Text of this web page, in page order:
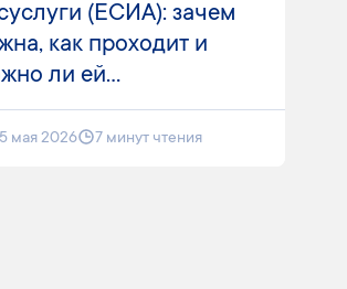
(ЕСИА): зачем
как проходит и
ли ей...
мая 2026 7 минут чтения